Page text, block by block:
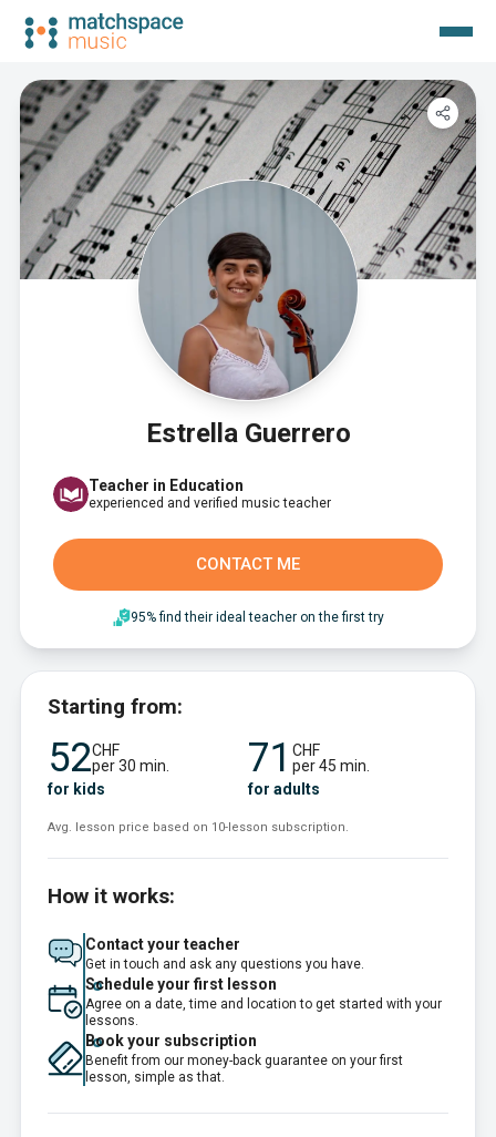
Estrella Guerrero
Teacher in Education
experienced and verified music teacher
CONTACT ME
95% find their ideal teacher on the first try
Starting from:
52CHF
per 30 min.
for kids
71 CHF
per 45 min.
for adults
Avg. lesson price based on 10-lesson subscription.
How it works:
Contact your teacher
Get in touch and ask any questions you have.
Schedule your first lesson
Agree on a date, time and location to get started with your
lessons.
Book your subscription
Benefit from our money-back guarantee on your first
lesson, simple as that.